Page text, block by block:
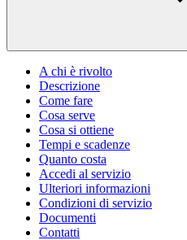
A chi è rivolto
Descrizione
Come fare
Cosa serve
Cosa si ottiene
Tempi e scadenze
Quanto costa
Accedi al servizio
Ulteriori informazioni
Condizioni di servizio
Documenti
Contatti